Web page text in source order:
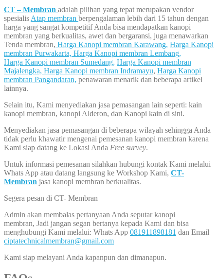
CT – Membran adalah pilihan yang tepat merupakan vendor
spesialis Atap membran berpengalaman lebih dari 15 tahun dengan
harga yang sangat kompetitif Anda bisa mendapatkan kanopi
membran yang berkualitas, awet dan bergaransi, juga menawarkan
Tenda membran, Harga Kanopi membran Karawang, Harga Kanopi
membran Purwakarta, Harga Kanopi membran Lembang,
Harga Kanopi membran Sumedang, Harga Kanopi membran
Majalengka, Harga Kanopi membran Indramayu, Harga Kanopi
membran Pangandaran, penawaran menarik dan beberapa artikel
lainnya.
Selain itu, Kami menyediakan jasa pemasangan lain seperti: kain
kanopi membran, kanopi Alderon, dan Kanopi kain di sini.
Menyediakan jasa pemasangan di beberapa wilayah sehingga Anda
tidak perlu khawatir mengenai pemesanan kanopi membran karena
Kami siap datang ke Lokasi Anda Free survey.
Untuk informasi pemesanan silahkan hubungi kontak Kami melalui
Whats App atau datang langsung ke Workshop Kami, CT-
Membran jasa kanopi membran berkualitas.
Segera pesan di CT- Membran
Admin akan membalas pertanyaan Anda seputar kanopi
membran, Jadi jangan segan bertanya kepada Kami dan bisa
menghubungi Kami melalui: Whats App 081911898181 dan Email
ciptatechnicalmembran@gmail.com
Kami siap melayani Anda kapanpun dan dimanapun.